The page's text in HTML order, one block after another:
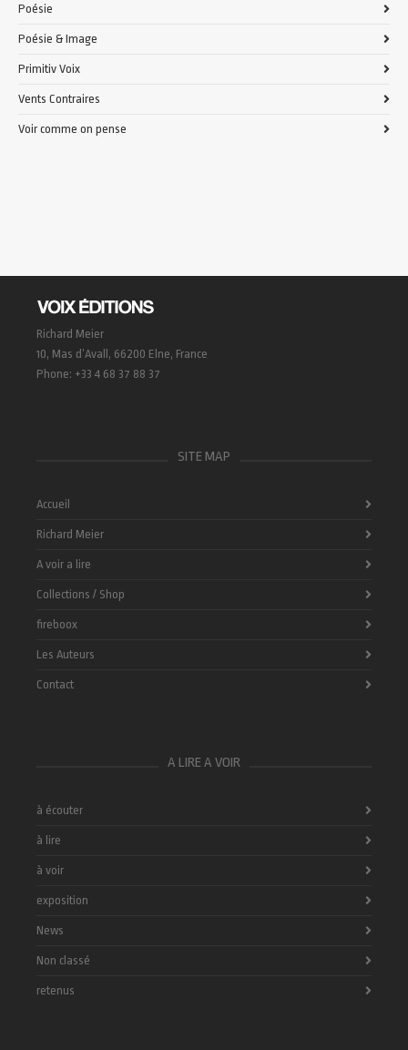
Poésie
Poésie & Image
Primitiv Voix
Vents Contraires
Voir comme on pense
Richard Meier
10, Mas d’Avall, 66200 Elne, France
Phone: +33 4 68 37 88 37
SITE MAP
Accueil
Richard Meier
A voir a lire
Collections / Shop
fireboox
Les Auteurs
Contact
A LIRE A VOIR
à écouter
à lire
à voir
exposition
News
Non classé
retenus